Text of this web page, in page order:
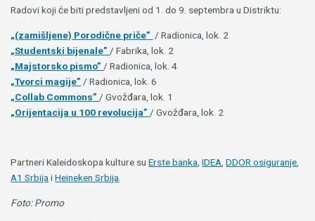
Radovi koji će biti predstavljeni od 1. do 9. septembra u Distriktu:
„(zamišljene) Porodične priče” / Radionica, lok. 2
„Studentski bijenale” / Fabrika, lok. 2
„Majstorsko pismo” / Radionica, lok. 4
„Tvorci magije” / Radionica, lok. 6
„Collab Commons” / Gvožđara, lok. 1
„Orijentacija u 100 revolucija” / Gvožđara, lok. 2
Partneri Kaleidoskopa kulture suErste banka ,IDEA ,DDOR osiguranje
A1 Srbija iHeineken Srbija
Foto: Promo